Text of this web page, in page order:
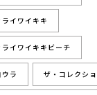
ライワイキキ
ライワイキキビーチ
ウラ ザ・コレクシ